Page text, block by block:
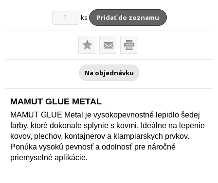
ks Pridať do zoznamu
Na objednávku
MAMUT GLUE METAL
MAMUT GLUE Metal je vysokopevnostné lepidlo šedej
farby, ktoré dokonale splynie s kovmi. Ideálne na lepenie
kovov, plechov, kontajnerov a klampiarskych prvkov.
Ponúka vysokú pevnosť a odolnosť pre náročné
priemyselné aplikácie.